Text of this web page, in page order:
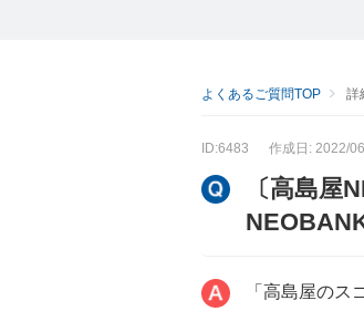
よくあるご質問TOP 詳
ID:6483 作成日: 2022/
〔高島屋
「高島屋の